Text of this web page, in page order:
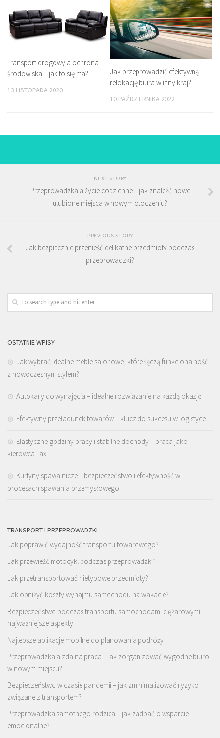
Transport drogowy a ochrona
środowiska – jak to się ma?
13 LISTOPADA 2020
Jak przeprowadzić efektywną
relokację biura w inny kraj?
10 PAŹDZIERNIKA 2022
NEXT STORY
Przeprowadzka a życie codzienne – jak znaleźć nowe
ulubione miejsca w nowym otoczeniu?
PREVIOUS STORY
Jak bezpiecznie przenieść delikatne przedmioty podczas
przeprowadzki?
OSTATNIE WPISY
Jak wybrać idealne meble salonowe, które łączą funkcjonalność
z nowoczesnym stylem?
Autokary do wynajęcia – idealne rozwiązanie na każdą okazję
Efektywny przeładunek towarów – klucz do sukcesu w logistyce
Elastyczne godziny pracy i stabilne dochody – praca jako
kierowca Taxi
Kurtyny spawalnicze – bezpieczeństwo i efektywność w
procesach spawania przemysłowego
TRANSPORT I PRZEPROWADZKI
Jak poprawić wydajność transportu towarowego?
Jak przewieźć motocykl podczas przeprowadzki?
Jak przetransportować nietypowe przedmioty?
Jak obniżyć koszty wynajmu samochodu na wakacje?
Bezpieczeństwo podczas transportu samochodami ciężarowymi –
najważniejsze aspekty
Najlepsze aplikacje mobilne do planowania podróży
Przeprowadzka a zdalna praca – jak zorganizować wygodne biuro
w nowym miejscu?
Bezpieczeństwo w czasie pandemii – jak zminimalizować ryzyko
związane z transportem?
Przeprowadzka samotnego rodzica – jak zadbać o wsparcie
emocjonalne?